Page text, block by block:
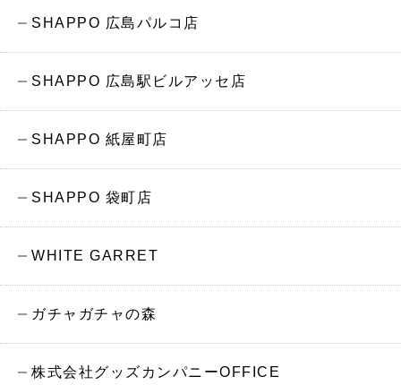
SHAPPO 広島パルコ店
SHAPPO 広島駅ビルアッセ店
SHAPPO 紙屋町店
SHAPPO 袋町店
WHITE GARRET
ガチャガチャの森
株式会社グッズカンパニーOFFICE